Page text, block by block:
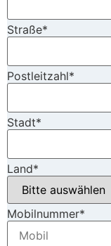
Straße*
Postleitzahl*
Stadt*
Land*
Mobilnummer*